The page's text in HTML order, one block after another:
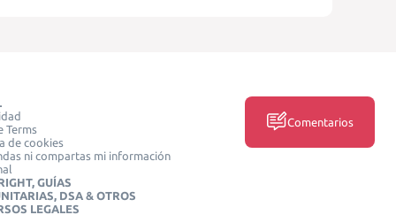
Terms
de cookies
ni compartas mi información
GUÍAS
DSA & OTROS
LEGALES
Comentarios